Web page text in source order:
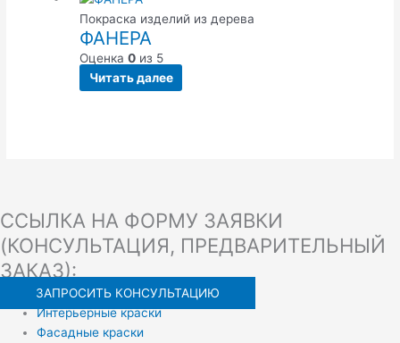
Покраска изделий из дерева
ФАНЕРА
Оценка0 из 5
Читать далее
ССЫЛКА НА ФОРМУ ЗАЯВКИ
(КОНСУЛЬТАЦИЯ, ПРЕДВАРИТЕЛЬНЫЙ
ЗАКАЗ):
ЗАПРОСИТЬ КОНСУЛЬТАЦИЮ
Интерьерные краски
Фасадные краски